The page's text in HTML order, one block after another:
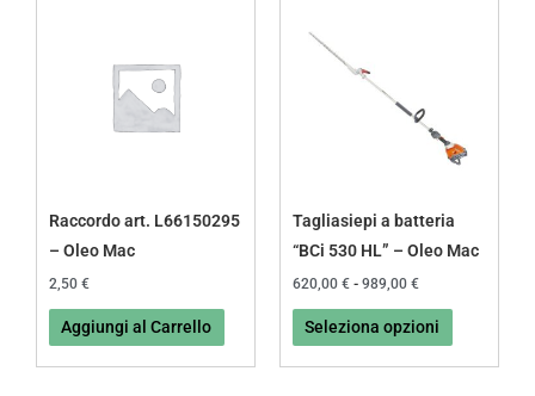
Raccordo art. L66150295
– Oleo Mac
2,50 €
Aggiungi al Carrello
Tagliasiepi a batteria
“BCi 530 HL” – Oleo Mac
620,00 € - 989,00 €
989,00 €
Seleziona opzioni
Le
essere